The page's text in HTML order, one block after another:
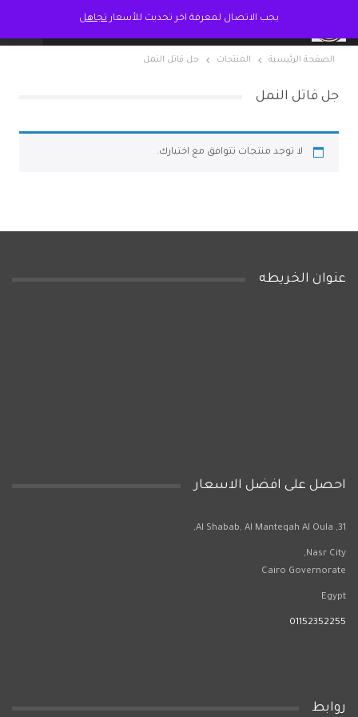
الصفحة الرئيسية المنتجات جل قاتل النمل
جل قاتل النمل
لا توجد منتجات تتوافق مع اختيارك.
عنوان الخريطه
احصل على افضل الاسعار
31, Al Shabab, Al Manteqah Al Oula,
Nasr City,
Cairo Governorate
Egypt
01152352255
روابط
يجب الاتصال لمعرفة اخر تحديث للأسعار تجاهل